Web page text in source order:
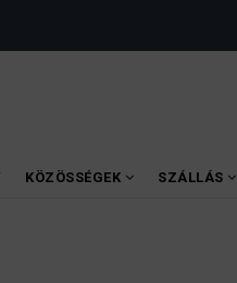
KÖZÖSSÉGEK SZÁLLÁS